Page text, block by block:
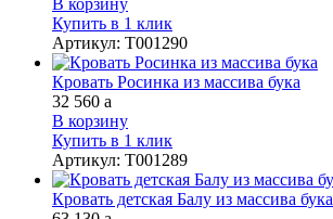
Купить в 1 клик
Артикул: Т001290
Кровать Росинка из массива бука
32 560 a
В корзину
Купить в 1 клик
Артикул: Т001289
Кровать детская Балу из массива бука